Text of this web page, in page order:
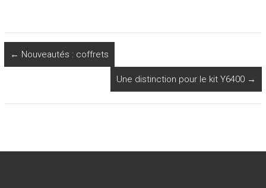
← Nouveautés : coffrets
Une distinction pour le kit Y6400 →